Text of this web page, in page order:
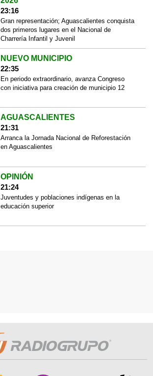
23:16
Gran representación; Aguascalientes conquista
dos primeros lugares en el Nacional de
Charrería Infantil y Juvenil
NUEVO MUNICIPIO
22:35
En periodo extraordinario, avanza Congreso
con iniciativa para creación de municipio 12
AGUASCALIENTES
21:31
Arranca la Jornada Nacional de Reforestación
en Aguascalientes
OPINIÓN
21:24
Juventudes y poblaciones indígenas en la
educación superior